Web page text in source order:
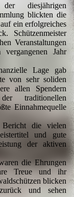
diesjährigen
blickten die
ein erfolgreiches
Schützenmeister
Veranstaltungen
Jahr
Lage gab
von sehr soliden
allen Spendern
traditionellen
Einnahmequelle
die vielen
und gute
der aktiven
die Ehrungen
Treue und ihr
blicken
und sehen